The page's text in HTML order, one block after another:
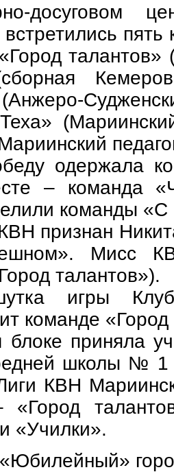
досуговом
талантов»
одержала
– команда
команды
признан
Мисс
талантов»).
игры
команде
блоке приняла
школы №
КВН
«Город
«Училки».